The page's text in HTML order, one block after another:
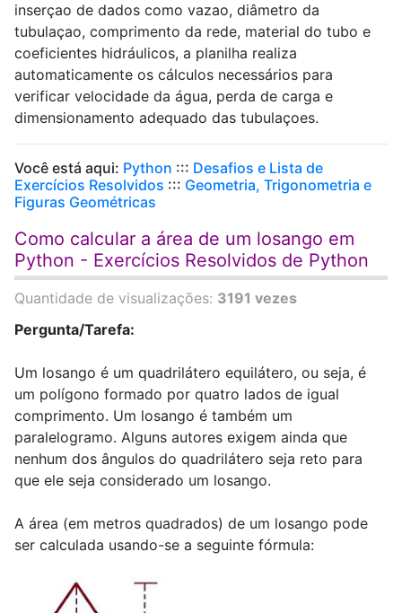
inserçao de dados como vazao, diâmetro da
tubulaçao, comprimento da rede, material do tubo e
coeficientes hidráulicos, a planilha realiza
automaticamente os cálculos necessários para
verificar velocidade da água, perda de carga e
dimensionamento adequado das tubulaçoes.
Você está aqui: Python ::: Desafios e Lista de
Exercícios Resolvidos ::: Geometria, Trigonometria e
Figuras Geométricas
Como calcular a área de um losango em
Python - Exercícios Resolvidos de Python
Quantidade de visualizações: 3191 vezes
Pergunta/Tarefa:
Um losango é um quadrilátero equilátero, ou seja, é
um polígono formado por quatro lados de igual
comprimento. Um losango é também um
paralelogramo. Alguns autores exigem ainda que
nenhum dos ângulos do quadrilátero seja reto para
que ele seja considerado um losango.
A área (em metros quadrados) de um losango pode
ser calculada usando-se a seguinte fórmula: